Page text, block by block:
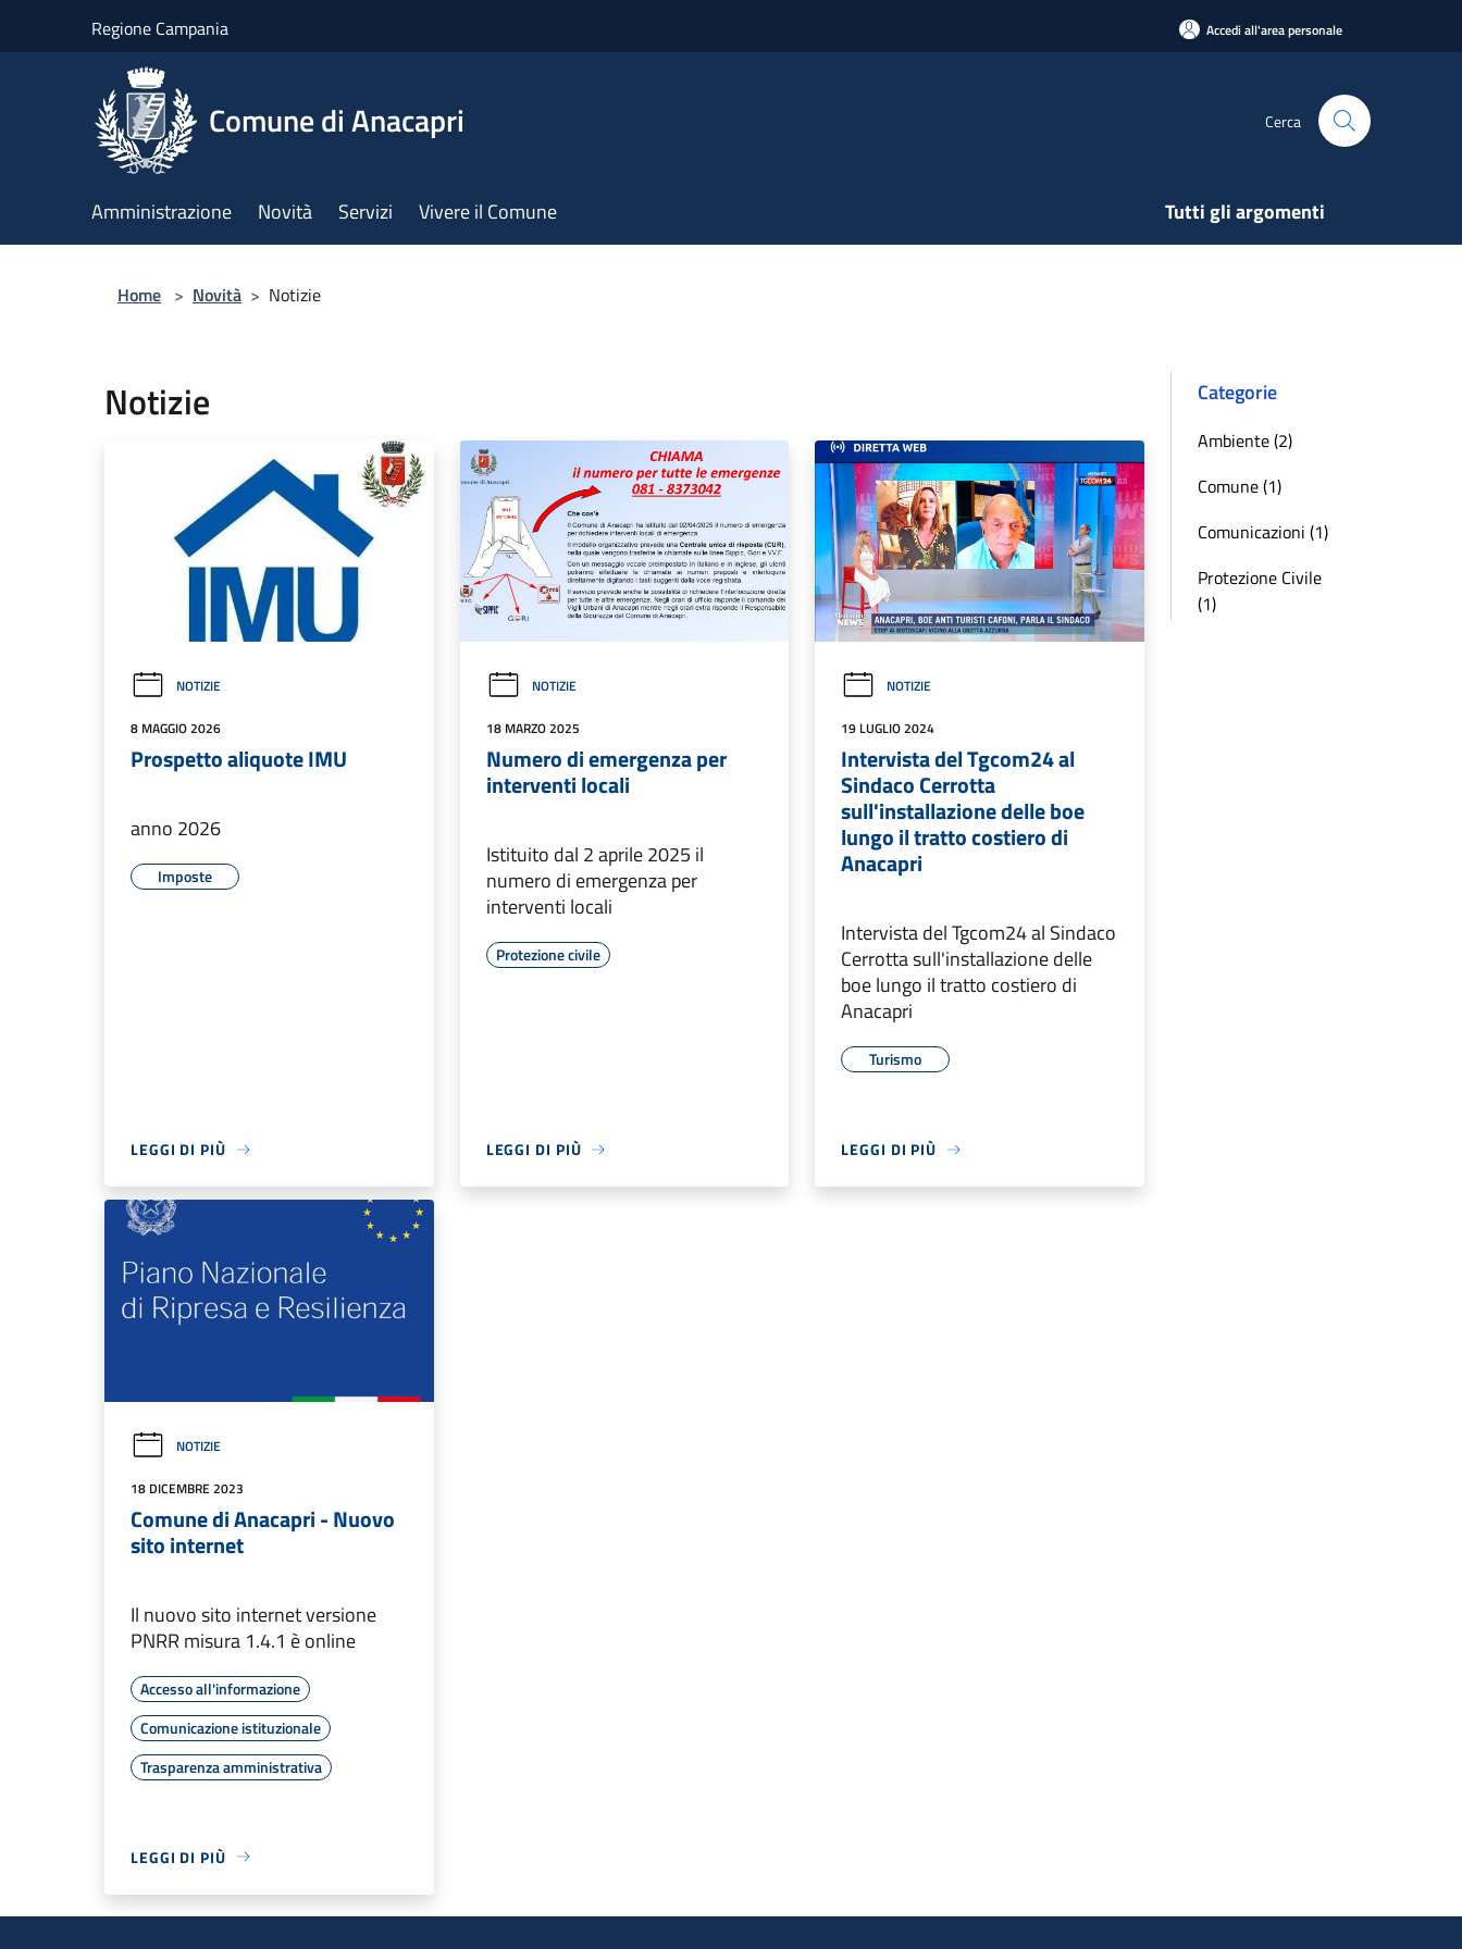
Regione Campania Accedi all'area personale
Comune di Anacapri Cerca
Amministrazione Novità Servizi Vivere il Comune Tutti gli argomenti
Home > Novità > Notizie
Notizie
NOTIZIE
8 MAGGIO 2026
Prospetto aliquote IMU
anno 2026
Imposte
LEGGI DI PIÙ
NOTIZIE
18 MARZO 2025
Numero di emergenza per
interventi locali
Istituito dal 2 aprile 2025 il
numero di emergenza per
interventi locali
Protezione civile
LEGGI DI PIÙ
NOTIZIE
19 LUGLIO 2024
Intervista del Tgcom24 al
Sindaco Cerrotta
sull'installazione delle boe
lungo il tratto costiero di
Anacapri
Intervista del Tgcom24 al Sindaco
Cerrotta sull'installazione delle
boe lungo il tratto costiero di
Anacapri
Turismo
LEGGI DI PIÙ
NOTIZIE
18 DICEMBRE 2023
Comune di Anacapri - Nuovo
sito internet
Il nuovo sito internet versione
PNRR misura 1.4.1 è online
Accesso all'informazione
Comunicazione istituzionale
Trasparenza amministrativa
LEGGI DI PIÙ
Categorie
Ambiente (2)
Comune (1)
Comunicazioni (1)
Protezione Civile
(1)